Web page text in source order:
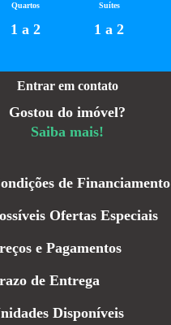
Entrar em contato
Gostou do imóvel?
Saiba mais!
de Financiamento
Ofertas Especiais
e Pagamentos
de Entrega
Disponíveis
Quartos
1 a 2
Suítes
1 a 2